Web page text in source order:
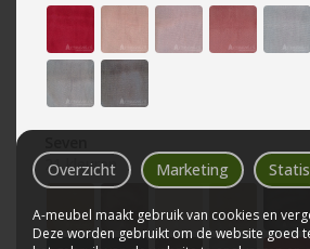
21 kleuren
Overzicht Marketing
A-meubel maakt gebruik van cookies en
Deze worden gebruikt om de website goed